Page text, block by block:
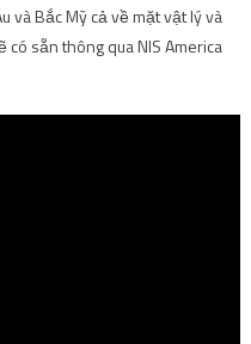
và Bắc Mỹ cả về mặt vật lý và
sẵn thông qua NIS America